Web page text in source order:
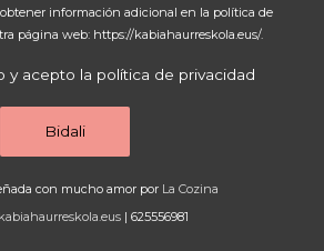
obtener información adicional en la política de
página web: https://kabiahaurreskola.eus/.
y acepto la política de privacidad
con mucho amor por La Cozina
| 625556981